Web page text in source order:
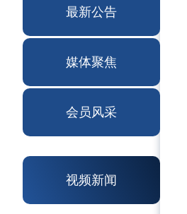
最新公告
媒体聚焦
会员风采
视频新闻